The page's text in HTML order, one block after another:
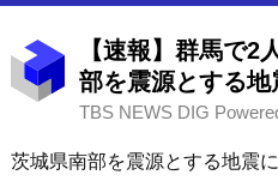
【速報】群馬で
部を震源とする
TBS NEWS DIG
茨城県南部を震源とする地震